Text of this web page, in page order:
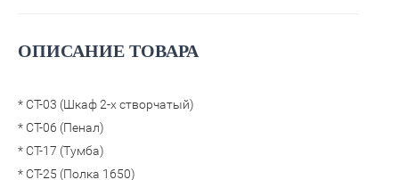
ОПИСАНИЕ ТОВАРА
* СТ-03 (Шкаф 2-х створчатый)
* СТ-06 (Пенал)
* СТ-17 (Тумба)
* СТ-25 (Полка 1650)